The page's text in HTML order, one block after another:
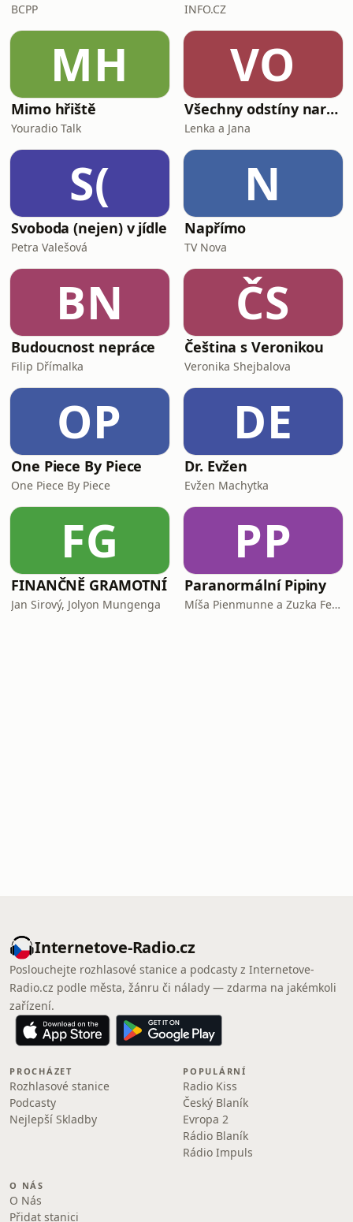
BCPP INFO.CZ
MH
Mimo hřiště
Youradio Talk
VO
Všechny odstíny narcismu
Lenka a Jana
S(
Svoboda (nejen) v jídle
Petra Valešová
N
Napřímo
TV Nova
BN
Budoucnost nepráce
Filip Dřímalka
ČS
Čeština s Veronikou
Veronika Shejbalova
OP
One Piece By Piece
One Piece By Piece
DE
Dr. Evžen
Evžen Machytka
FG
FINANČNĚ GRAMOTNÍ
Jan Sirový, Jolyon Mungenga
PP
Paranormální Pipiny
Míša Pienmunne a Zuzka Fejfarová
Internetove-Radio.cz
Poslouchejte rozhlasové stanice a podcasty z Internetove-
Radio.cz podle města, žánru či nálady — zdarma na jakémkoli
zařízení.
PROCHÁZET
Rozhlasové stanice
Podcasty
Nejlepší Skladby
POPULÁRNÍ
Radio Kiss
Český Blaník
Evropa 2
Rádio Blaník
Rádio Impuls
O NÁS
O Nás
Přidat stanici